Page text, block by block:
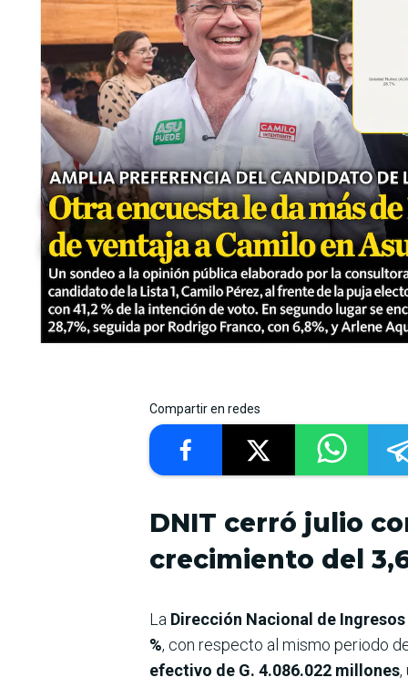
Compartir en redes
DNIT cerró julio
crecimiento del
La Dirección Nacional de
%, con respecto al mismo periodo
efectivo de G. 4.086.022 millones,